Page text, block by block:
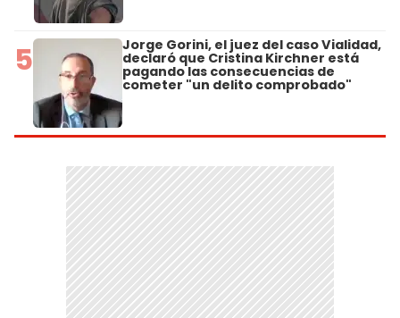
5 Jorge Gorini, el juez del caso Vialidad,
declaró que Cristina Kirchner está
pagando las consecuencias de
cometer "un delito comprobado"